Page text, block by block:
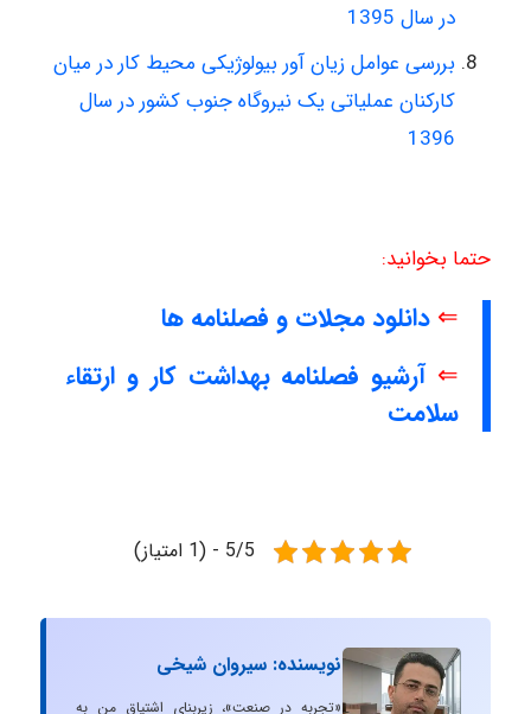
در سال 1395
بررسی عوامل زیان آور بیولوژیکی محیط کار در میان
کارکنان عملیاتی یک نیروگاه جنوب کشور در سال
1396
حتما بخوانید:
⇐ دانلود مجلات و فصلنامه ها
⇐آرشیو فصلنامه بهداشت کار و ارتقاء
سلامت
5/5 - (1 امتیاز)
نویسنده: سیروان شیخی
«تجربه در صنعت»، زیربنایِ اشتیاقِ من به